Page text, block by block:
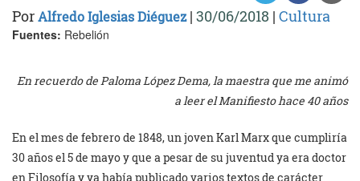
PorAlfredo Iglesias Diéguez| 30/06/2018 | Cultura
Fuentes: Rebelión
En recuerdo de Paloma López Dema, la maestra que me animó
a leer elManifiestohace 40 años
En el mes de febrero de 1848, un joven Karl Marx que cumpliría
30 años el 5 de mayo y que a pesar de su juventud ya era doctor
en Filosofía y ya había publicado varios textos de carácter